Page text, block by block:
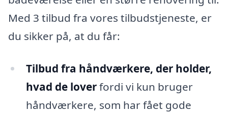
Med 3 tilbud fra vores tilbudstjeneste, er
du sikker på, at du får:
Tilbud fra håndværkere, der holder,
hvad de loverfordi vi kun bruger
håndværkere, som har fået gode